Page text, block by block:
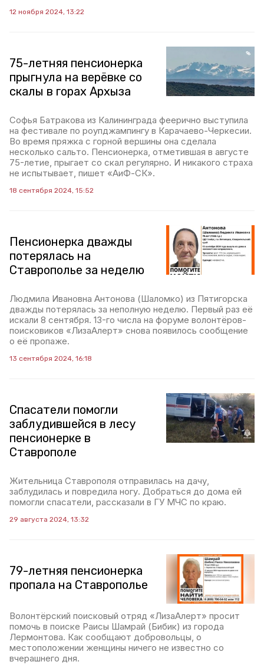
12 ноября 2024, 13:22
75-летняя пенсионерка
прыгнула на верёвке со
скалы в горах Архыза
Софья Батракова из Калининграда феерично выступила
на фестивале по роупджампингу в Карачаево-Черкесии.
Во время пряжка с горной вершины она сделала
несколько сальто. Пенсионерка, отметившая в августе
75-летие, прыгает со скал регулярно. И никакого страха
не испытывает, пишет «АиФ-СК».
18 сентября 2024, 15:52
Пенсионерка дважды
потерялась на
Ставрополье за неделю
Людмила Ивановна Антонова (Шаломко) из Пятигорска
дважды потерялась за неполную неделю. Первый раз её
искали 8 сентября. 13-го числа на форуме волонтёров-
поисковиков «ЛизаАлерт» снова появилось сообщение
о её пропаже.
13 сентября 2024, 16:18
Спасатели помогли
заблудившейся в лесу
пенсионерке в
Ставрополе
Жительница Ставрополя отправилась на дачу,
заблудилась и повредила ногу. Добраться до дома ей
помогли спасатели, рассказали в ГУ МЧС по краю.
29 августа 2024, 13:32
79-летняя пенсионерка
пропала на Ставрополье
Волонтёрский поисковый отряд «ЛизаАлерт» просит
помочь в поиске Раисы Шамрай (Бибик) из города
Лермонтова. Как сообщают добровольцы, о
местоположении женщины ничего не известно со
вчерашнего дня.